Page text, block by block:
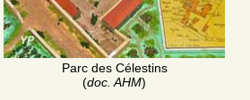
Parc des Célestins
(doc. AHM)